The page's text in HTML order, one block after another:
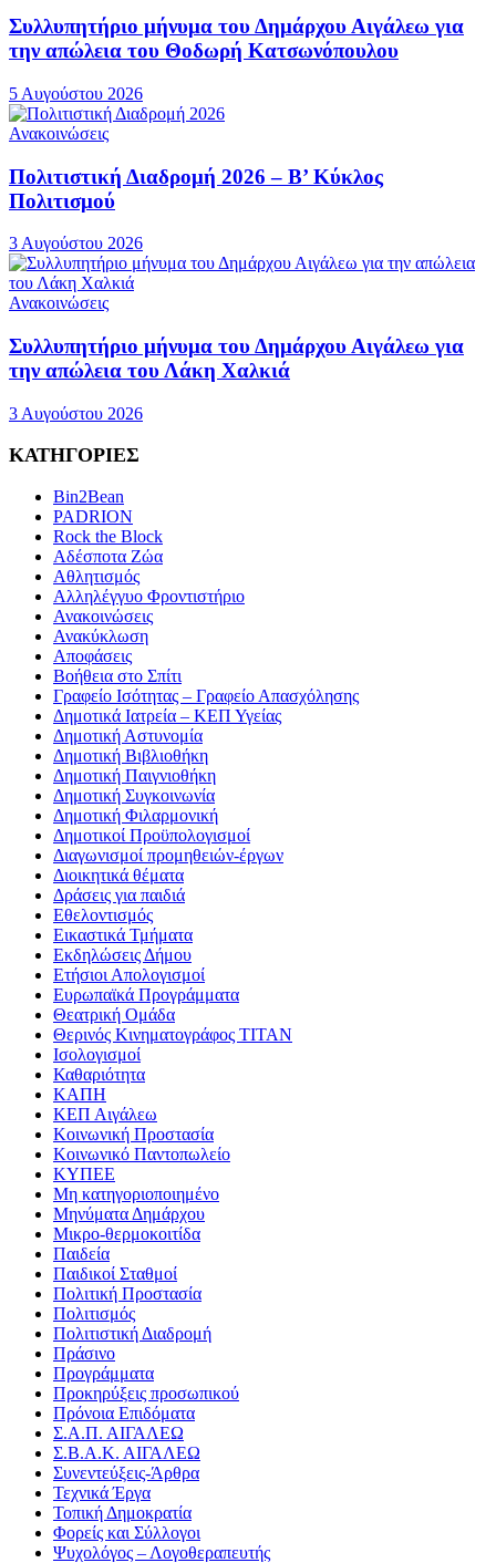
Συλλυπητήριο μήνυμα του Δημάρχου Αιγάλεω για
την απώλεια του Θοδωρή Κατσωνόπουλου
5 Αυγούστου 2026
Ανακοινώσεις
Πολιτιστική Διαδρομή 2026 – Β’ Κύκλος
Πολιτισμού
3 Αυγούστου 2026
Ανακοινώσεις
Συλλυπητήριο μήνυμα του Δημάρχου Αιγάλεω για
την απώλεια του Λάκη Χαλκιά
3 Αυγούστου 2026
ΚΑΤΗΓΟΡΙΕΣ
Bin2Bean
PADRION
Rock the Block
Αδέσποτα Ζώα
Αθλητισμός
Αλληλέγγυο Φροντιστήριο
Ανακοινώσεις
Ανακύκλωση
Αποφάσεις
Βοήθεια στο Σπίτι
Γραφείο Ισότητας – Γραφείο Απασχόλησης
Δημοτικά Ιατρεία – ΚΕΠ Υγείας
Δημοτική Αστυνομία
Δημοτική Βιβλιοθήκη
Δημοτική Παιγνιοθήκη
Δημοτική Συγκοινωνία
Δημοτική Φιλαρμονική
Δημοτικοί Προϋπολογισμοί
Διαγωνισμοί προμηθειών-έργων
Διοικητικά θέματα
Δράσεις για παιδιά
Εθελοντισμός
Εικαστικά Τμήματα
Εκδηλώσεις Δήμου
Ετήσιοι Απολογισμοί
Ευρωπαϊκά Προγράμματα
Θεατρική Ομάδα
Θερινός Κινηματογράφος ΤΙΤΑΝ
Ισολογισμοί
Καθαριότητα
ΚΑΠΗ
ΚΕΠ Αιγάλεω
Κοινωνική Προστασία
Κοινωνικό Παντοπωλείο
ΚΥΠΕΕ
Μη κατηγοριοποιημένο
Μηνύματα Δημάρχου
Μικρο-θερμοκοιτίδα
Παιδεία
Παιδικοί Σταθμοί
Πολιτική Προστασία
Πολιτισμός
Πολιτιστική Διαδρομή
Πράσινο
Προγράμματα
Προκηρύξεις προσωπικού
Πρόνοια Επιδόματα
Σ.Α.Π. ΑΙΓΑΛΕΩ
Σ.Β.Α.Κ. ΑΙΓΑΛΕΩ
Συνεντεύξεις-Άρθρα
Τεχνικά Έργα
Τοπική Δημοκρατία
Φορείς και Σύλλογοι
Ψυχολόγος – Λογοθεραπευτής